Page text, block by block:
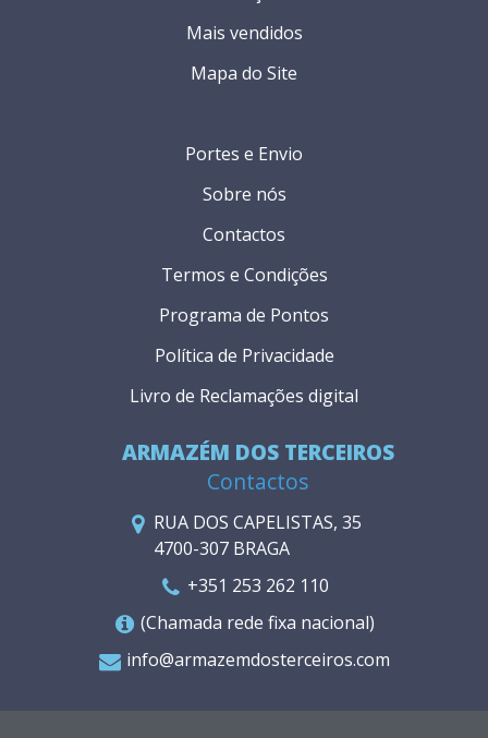
ARMAZÉM DOS TERCEIROS
Contactos
RUA DOS CAPELISTAS, 35
4700-307 BRAGA
+351 253 262 110
(Chamada rede fixa nacional)
info@armazemdosterceiros.com
Portes e Envio
Sobre nós
Contactos
Termos e Condições
Programa de Pontos
Política de Privacidade
Livro de Reclamações digital
Mais vendidos
Mapa do Site